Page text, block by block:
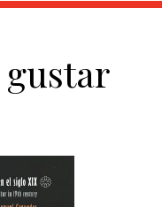
gustar